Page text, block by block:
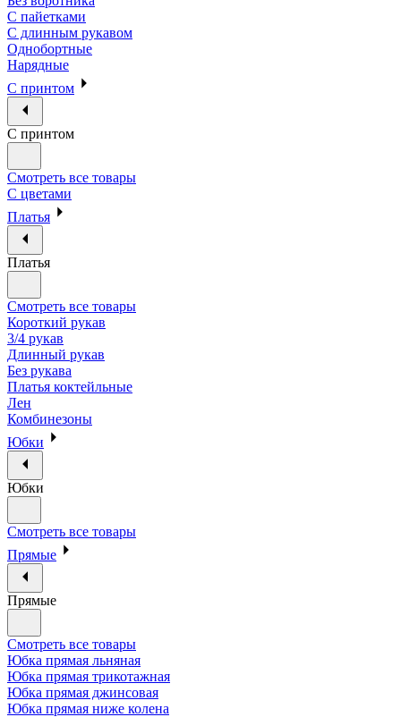
С пайетками
С длинным рукавом
Однобортные
Нарядные
С принтом
С принтом
Смотреть все товары
С цветами
Платья
Платья
Смотреть все товары
Короткий рукав
3/4 рукав
Длинный рукав
Без рукава
Платья коктейльные
Лен
Комбинезоны
Юбки
Юбки
Смотреть все товары
Прямые
Прямые
Смотреть все товары
Юбка прямая льняная
Юбка прямая трикотажная
Юбка прямая джинсовая
Юбка прямая ниже колена